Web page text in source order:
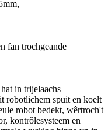
fan trochgeande
in trijelaachs
robotlichem spuit en koelt
robot bedekt, wêrtroch't
kontrôlesysteem en